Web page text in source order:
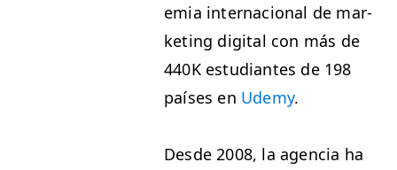
e­mia inter­na­cional de mar­
ket­ing dig­i­tal con más de
440Kestu­di­antes de 198
país­es en Ude­my.
Des­de 2008, la agen­cia ha